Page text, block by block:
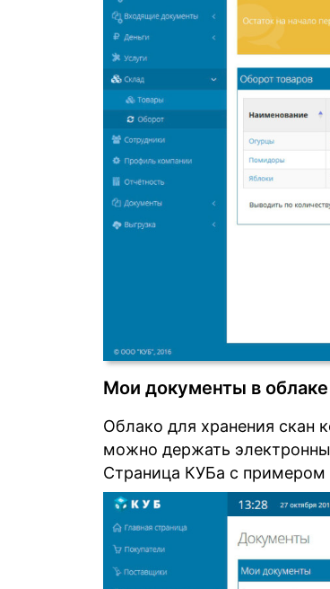
Мои документы в облаке
Облако для хранения скан
можно держать
Страница КУБа с